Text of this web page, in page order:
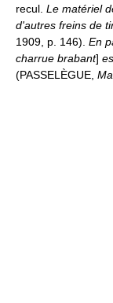
recul. Le matériel
d'autres freins de
1909, p. 146). En
charrue brabant]
(PASSELÈGUE,